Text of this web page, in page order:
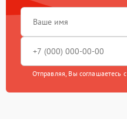
Отправляя, Вы соглашаетесь с